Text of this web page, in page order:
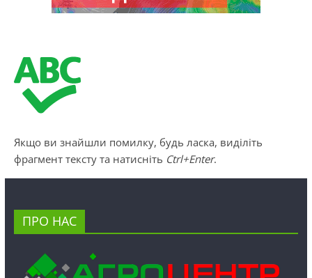
Якщо ви знайшли помилку, будь ласка, виділіть
фрагмент тексту та натисніть Ctrl+Enter.
ПРО НАС